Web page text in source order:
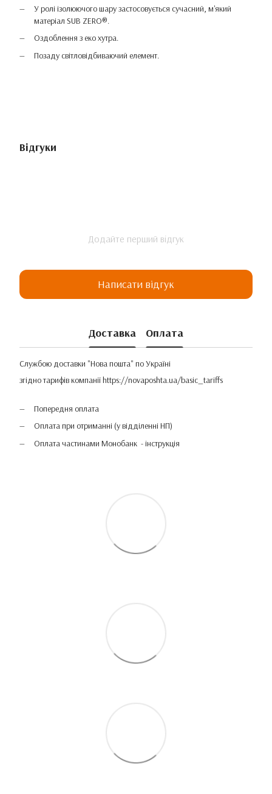
У ролі ізолюючого шару застосовується сучасний, м'який
матеріал SUB ZERO®.
Оздоблення з еко хутра.
Позаду світловідбиваючий елемент.
Відгуки
Додайте перший відгук
Написати відгук
Доставка Оплата
Службою доставки "Нова пошта" по Україні
згідно тарифів компаніїhttps://novaposhta.ua/basic_tariffs
Попередня оплата
Оплата при отриманні (у відділенні НП)
Оплата частинами Монобанк - інструкція